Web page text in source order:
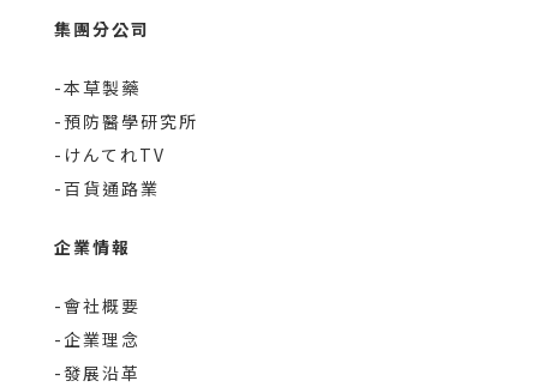
集團分公司
-本草製藥
-預防醫學研究所
-けんてれTV
-百貨通路業
企業情報
-會社概要
-企業理念
-發展沿革